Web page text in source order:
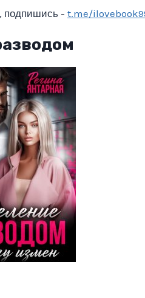
подпишись - t.me/